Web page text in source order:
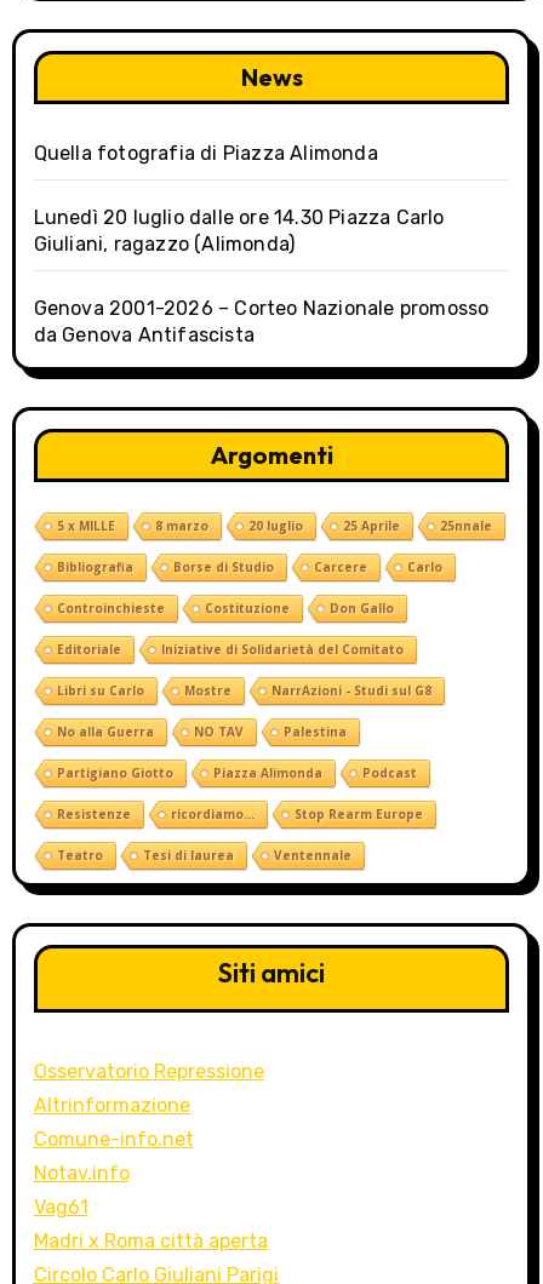
News
Quella fotografia di Piazza Alimonda
Lunedì 20 luglio dalle ore 14.30 Piazza Carlo
Giuliani, ragazzo (Alimonda)
Genova 2001-2026 – Corteo Nazionale promosso
da Genova Antifascista
Argomenti
5 x MILLE 8 marzo 20 luglio 25 Aprile 25nnale
Bibliografia Borse di Studio Carcere Carlo
Controinchieste Costituzione Don Gallo
Editoriale Iniziative di Solidarietà del Comitato
Libri su Carlo Mostre NarrAzioni - Studi sul G8
No alla Guerra NO TAV Palestina
Partigiano Giotto Piazza Alimonda Podcast
Resistenze ricordiamo... Stop Rearm Europe
Teatro Tesi di laurea Ventennale
Siti amici
Osservatorio Repressione
Altrinformazione
Comune-info.net
Notav.info
Vag61
Madri x Roma città aperta
Circolo Carlo Giuliani Parigi